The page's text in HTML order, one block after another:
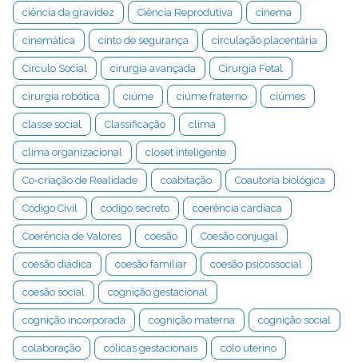
ciência da gravidez Ciência Reprodutiva cinema
cinemática cinto de segurança circulação placentária
Círculo Social cirurgia avançada Cirurgia Fetal
cirurgia robótica ciúme ciúme fraterno ciúmes
classe social Classificação clima
clima organizacional closet inteligente
Co-criação de Realidade coabitação Coautoria biológica
Código Civil código secreto coerência cardíaca
Coerência de Valores coesão Coesão conjugal
coesão diádica coesão familiar coesão psicossocial
coesão social cognição gestacional
cognição incorporada cognição materna cognição social
colaboração cólicas gestacionais colo uterino